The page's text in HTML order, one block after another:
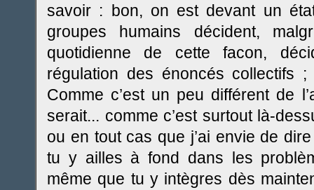
savoir : bon, on est devant un
groupes humains décident,
quotidienne de cette facon,
régulation des énoncés collectifs
Comme c’est un peu différent de
serait... comme c’est surtout là-
ou en tout cas que j’ai envie de
tu y ailles à fond dans les
même que tu y intègres dès